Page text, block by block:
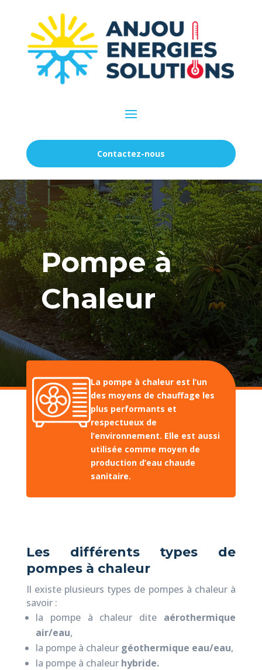
Contactez-nous
Pompe à
Chaleur
La pompe à chaleur est l’un
des moyens de chauffage les
plus performants et
respectueux de
l’environnement. Elle est aussi
utilisée comme moyen de
production d’eau chaude
sanitaire.
Les différents types de
pompes à chaleur
Il existe plusieurs types de pompes à chaleur à
savoir :
la pompe à chaleur dite aérothermique
air/eau,
la pompe à chaleur géothermique eau/eau,
la pompe à chaleur hybride.